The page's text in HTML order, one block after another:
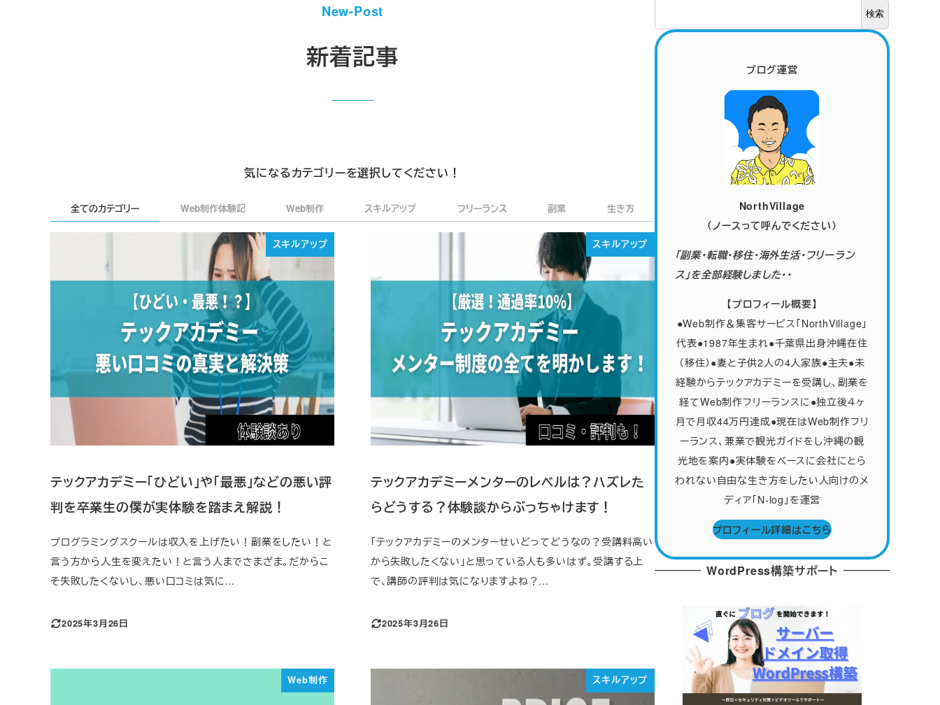
New-Post
新着記事
気になるカテゴリーを選択してください！
全てのカテゴリー Web制作体験記 Web制作 スキルアップ フリーランス 副業 生き方
スキルアップ
テックアカデミー「ひどい」や「最悪」などの悪い評
判を卒業生の僕が実体験を踏まえ解説！
プログラミングスクールは収入を上げたい！副業をしたい！と
言う方から人生を変えたい！と言う人までさまざま。だからこ
そ失敗したくないし、悪い口コミは気に…
2025年3月26日
スキルアップ
テックアカデミーメンターのレベルは？ハズレた
らどうする？体験談からぶっちゃけます！
「テックアカデミーのメンターせいどってどうなの？受講料高い
から失敗したくない」と思っている人も多いはず。受講する上
で、講師の評判は気になりますよね？…
2025年3月26日
Web制作 スキルアップ
索
検索
ブログ運営
NorthVillage
（ノースって呼んでください）
「副業・転職・移住・海外生活・フリーラン
ス」を全部経験しました・・
【プロフィール概要】
●Web制作＆集客サービス「NorthVillage」
代表●1987年生まれ●千葉県出身沖縄在住
（移住）●妻と子供2人の4人家族●主夫●未
経験からテックアカデミーを受講し、副業を
経てWeb制作フリーランスに●独立後４ヶ
月で月収44万円達成●現在はWeb制作フリ
ーランス、兼業で観光ガイドをし沖縄の観
光地を案内●実体験をベースに会社にとら
われない自由な生き方をしたい人向けのメ
ディア「N-log」を運営
プロフィール詳細はこちら
WordPress構築サポート